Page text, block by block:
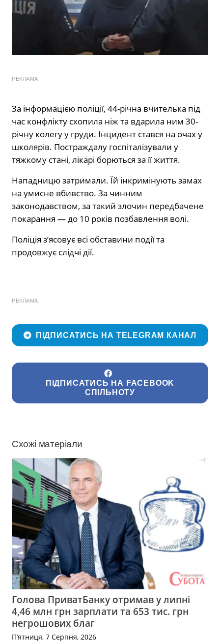
РЕКЛАМА
За інформацією поліції, 44-річна вчителька під
час конфлікту схопила ніж та вдарила ним 30-
річну колегу у груди. Інцидент стався на очах у
школярів. Постраждалу госпіталізували у
тяжкому стані, лікарі борються за її життя.
Нападницю затримали. Їй інкримінують замах
на умисне вбивство. За чинним
законодавством, за такий злочин передбачене
покарання — до 10 років позбавлення волі.
Поліція з’ясовує всі обставини події та
продовжує слідчі дії.
РЕКЛАМА
ПІДПИСАТИСЬ НА TELEGRAM КАНАЛ
ПІДПИСАТИСЬ НА FACEBOOK
СПІЛЬНОТУ
Схожі матеріали
Голова ПриватБанку отримав у липні
4,46 млн грн зарплати та 653 тис. грн
негрошових благ
П’ятниця, 7 Серпня, 2026